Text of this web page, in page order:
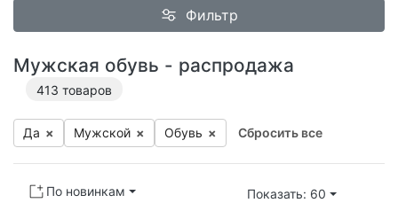
Фильтр
Мужская обувь - распродажа
413 товаров
Да × Мужской × Обувь × Сбросить все
По новинкам Показать: 60